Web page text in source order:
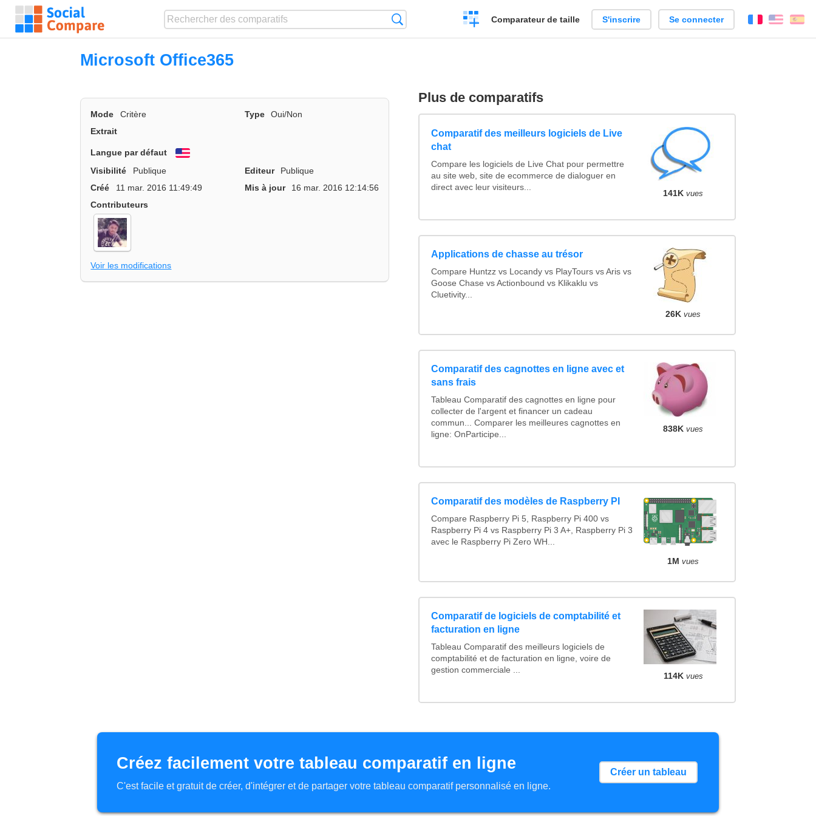
Créer
un
Comparateur de taille S'inscrire Se connecter FrançaisEnglish
Microsoft Office365
Mode Critère Type
Oui/Non
Extrait
Langue par défaut
Visibilité
Publique Editeur
Publique
Créé
11 mar. 2016 11:49:49 Mis à jour
16 mar. 2016 12:14:56
Contributeurs
Voir les modifications
Plus de comparatifs
Comparatif des meilleurs logiciels de Live
chat
Compare les logiciels de Live Chat pour permettre
au site web, site de ecommerce de dialoguer en
direct avec leur visiteurs...
141K vues
Applications de chasse au trésor
Compare Huntzz vs Locandy vs PlayTours vs Aris vs
Goose Chase vs Actionbound vs Klikaklu vs
Cluetivity...
26K vues
Comparatif des cagnottes en ligne avec et
sans frais
Tableau Comparatif des cagnottes en ligne pour
collecter de l'argent et financer un cadeau
commun... Comparer les meilleures cagnottes en
ligne: OnParticipe...
838K vues
Comparatif des modèles de Raspberry PI
Compare Raspberry Pi 5, Raspberry Pi 400 vs
Raspberry Pi 4 vs Raspberry Pi 3 A+, Raspberry Pi 3
avec le Raspberry Pi Zero WH...
1M vues
Comparatif de logiciels de comptabilité et
facturation en ligne
Tableau Comparatif des meilleurs logiciels de
comptabilité et de facturation en ligne, voire de
gestion commerciale ...
114K vues
Créez facilement votre tableau comparatif en ligne
C'est facile et gratuit de créer, d'intégrer et de partager votre tableau comparatif personnalisé en ligne.
Créer un tableau